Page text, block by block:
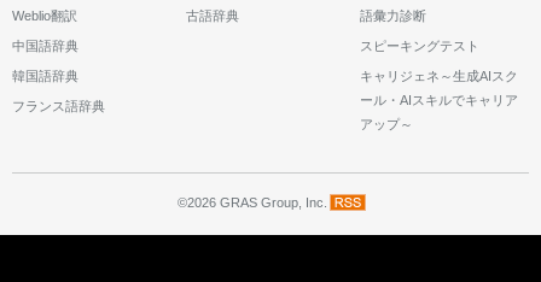
Weblio翻訳
中国語辞典
韓国語辞典
フランス語辞典
古語辞典 語彙力診断
スピーキングテスト
キャリジェネ～生成AIスク
ール・AIスキルでキャリア
アップ～
©2026 GRAS Group, Inc.